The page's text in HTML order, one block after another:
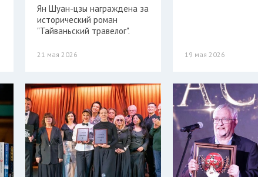
Ян Шуан-цзы награждена за
исторический роман
"Тайваньский травелог".
21 мая 2026 19 мая 2026